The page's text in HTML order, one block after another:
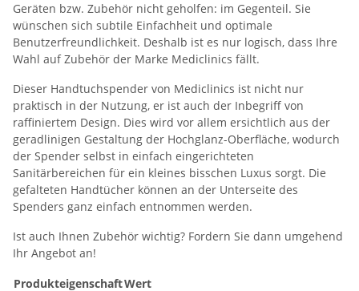
Geräten bzw. Zubehör nicht geholfen: im Gegenteil. Sie
wünschen sich subtile Einfachheit und optimale
Benutzerfreundlichkeit. Deshalb ist es nur logisch, dass Ihre
Wahl auf Zubehör der Marke Mediclinics fällt.
Dieser Handtuchspender von Mediclinics ist nicht nur
praktisch in der Nutzung, er ist auch der Inbegriff von
raffiniertem Design. Dies wird vor allem ersichtlich aus der
geradlinigen Gestaltung der Hochglanz-Oberfläche, wodurch
der Spender selbst in einfach eingerichteten
Sanitärbereichen für ein kleines bisschen Luxus sorgt. Die
gefalteten Handtücher können an der Unterseite des
Spenders ganz einfach entnommen werden.
Ist auch Ihnen Zubehör wichtig? Fordern Sie dann umgehend
Ihr Angebot an!
ProdukteigenschaftWert